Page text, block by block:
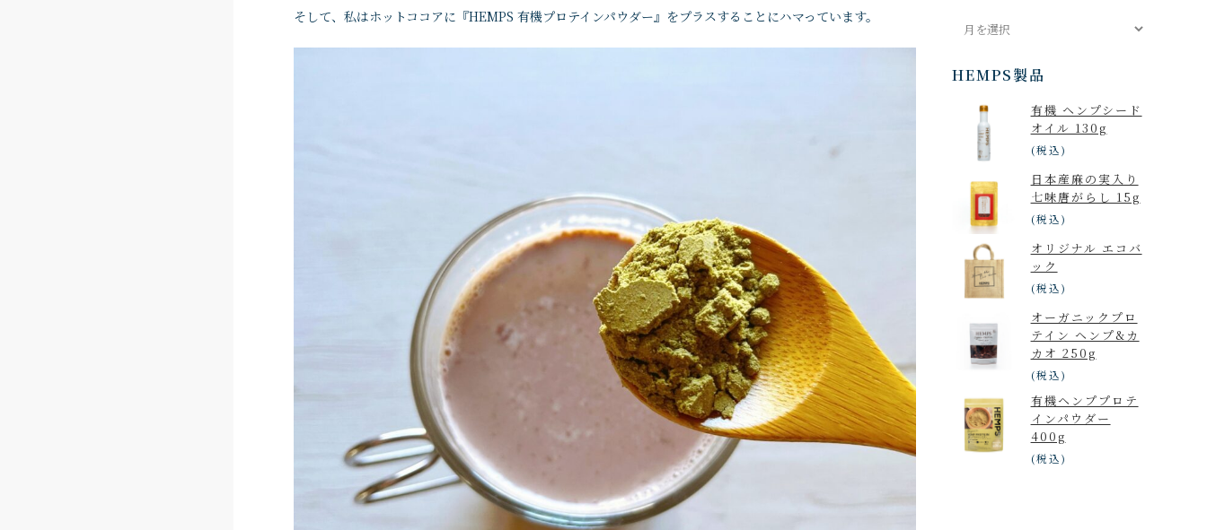
そして、私はホットココアに『HEMPS 有機プロテインパウダー』をプラスすることにハマっています。
カ
HEMPS製品
有機 ヘンプシード
オイル 130g
(税込)
日本産麻の実入り
七味唐がらし 15g
(税込)
オリジナル エコバ
ック
(税込)
オーガニックプロ
テイン ヘンプ&カ
カオ 250g
(税込)
有機ヘンププロテ
インパウダー
400g
(税込)